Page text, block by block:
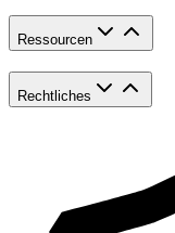
Ressourcen
Rechtliches